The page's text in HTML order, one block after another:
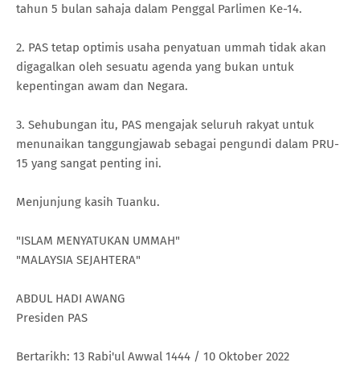
tahun 5 bulan sahaja dalam Penggal Parlimen Ke-14.
2. PAS tetap optimis usaha penyatuan ummah tidak akan
digagalkan oleh sesuatu agenda yang bukan untuk
kepentingan awam dan Negara.
3. Sehubungan itu, PAS mengajak seluruh rakyat untuk
menunaikan tanggungjawab sebagai pengundi dalam PRU-
15 yang sangat penting ini.
Menjunjung kasih Tuanku.
"ISLAM MENYATUKAN UMMAH"
"MALAYSIA SEJAHTERA"
ABDUL HADI AWANG
Presiden PAS
Bertarikh: 13 Rabi'ul Awwal 1444 / 10 Oktober 2022